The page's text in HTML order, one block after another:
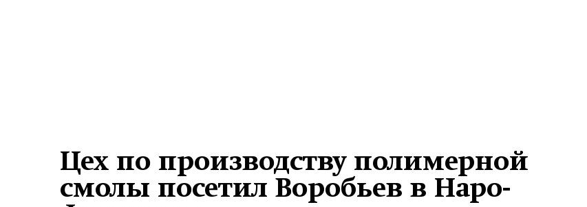
Цех по производству полимерной
смолы посетил Воробьев в Наро-